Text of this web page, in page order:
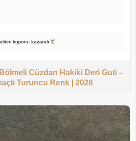
kuponu kazandı
Cüzdan Hakiki Deri Guti –
Turuncu Renk | 2028